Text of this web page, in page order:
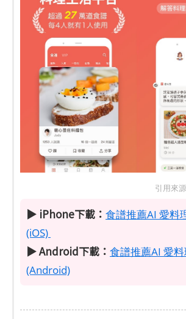
引用來源
▶ iPhone下載： 食譜推薦AI 愛料
(iOS)
▶ Android下載： 食譜推薦AI 愛
(Android)